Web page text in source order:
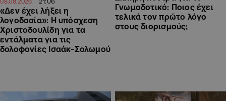
«Δεν έχει λήξει η
λογοδοσία»: Η υπόσχεση
Χριστοδουλίδη για τα
εντάλματα για τις
δολοφονίες Ισαάκ-Σολωμού
Γνωμοδοτικό: Ποιος έχει
τελικά τον πρώτο λόγο
στους διορισμούς;